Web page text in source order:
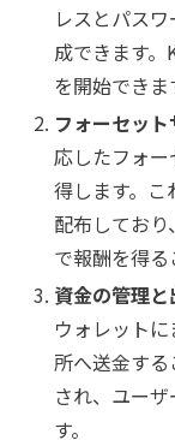
レスとパス
成できます。
を開始できま
フォーセッ
応したフォ
得します。
配布してお
で報酬を得る
資金の管理と
ウォレット
所へ送金す
され、ユー
す。